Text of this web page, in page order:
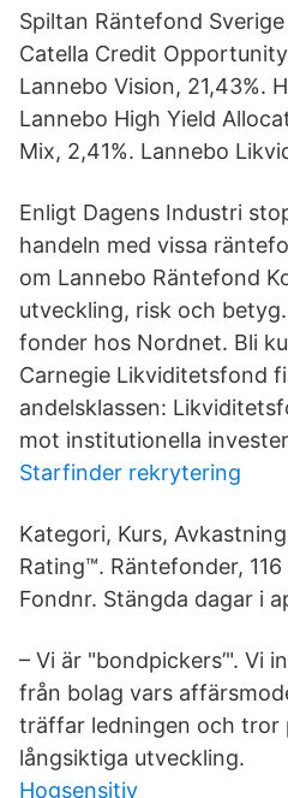
Spiltan Räntefond Sverige
Catella Credit
Lannebo Vision, 21,43%.
Lannebo High Yield
Mix, 2,41%. Lannebo
Enligt Dagens Industri
handeln med vissa
om Lannebo Räntefond
utveckling, risk och
fonder hos Nordnet. Bli
Carnegie Likviditetsfond
andelsklassen:
mot institutionella
Starfinder rekrytering
Kategori, Kurs,
Rating™. Räntefonder,
Fondnr. Stängda dagar i
– Vi är "bondpickers’". Vi
från bolag vars
träffar ledningen och tror
långsiktiga utveckling.
Hogsensitiv